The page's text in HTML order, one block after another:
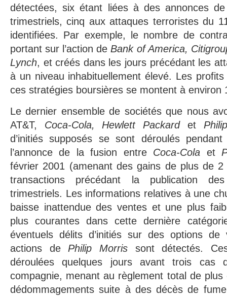
détectées, six étant liées à des annonces
trimestriels, cinq aux attaques terroristes du
identifiées. Par exemple, le nombre de
portant sur l’action de Bank of America,
Lynch, et créés dans les jours précédant les
à un niveau inhabituellement élevé. Les
ces stratégies boursières se montent à environ
Le dernier ensemble de sociétés que nous
AT&T, Coca-Cola, Hewlett Packard et
d’initiés supposés se sont déroulés
l’annonce de la fusion entre Coca-Cola et
février 2001 (amenant des gains de plus de
transactions précédant la publication
trimestriels. Les informations relatives à une
baisse inattendue des ventes et une plus
plus courantes dans cette dernière
éventuels délits d’initiés sur des options
actions de Philip Morris sont détectés.
déroulées quelques jours avant trois cas
compagnie, menant au règlement total de
dédommagements suite à des décès de